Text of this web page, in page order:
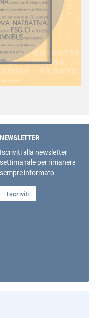
NEWSLETTER
Iscriviti alla newsletter
settimanale per rimanere
sempre informato
Iscriviti